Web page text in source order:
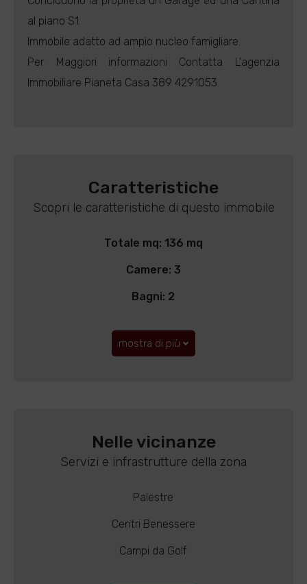
al piano S1.
Immobile adatto ad ampio nucleo famigliare.
Per Maggiori informazioni Contatta L'agenzia
Immobiliare Pianeta Casa 389 4291053
Caratteristiche
Scopri le caratteristiche di questo immobile
Totale mq: 136 mq
Camere: 3
Bagni: 2
mostra di più
Nelle vicinanze
Servizi e infrastrutture della zona
Palestre
Centri Benessere
Campi da Golf